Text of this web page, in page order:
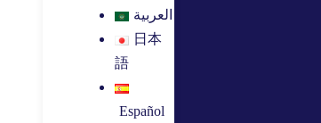
العربية
日本
語
Español